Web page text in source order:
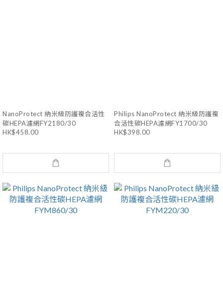
NanoProtect 納米級防護複合活性
碳HEPA濾網FY2180/30
HK$458.00
Philips NanoProtect 納米級防護複
合活性碳HEPA濾網FY1700/30
HK$398.00